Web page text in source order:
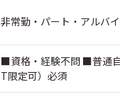
非常勤・パート・アルバ
■資格・経験不問 ■普通
T限定可）必須